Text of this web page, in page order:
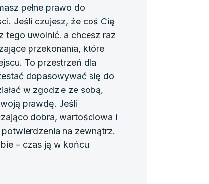
pełne prawo do
Jeśli czujesz, że coś Cię
tego uwolnić, a chcesz raz
przekonania, które
To przestrzeń dla
dopasowywać się do
w zgodzie ze sobą,
prawdę. Jeśli
dobra, wartościowa i
na zewnątrz.
– czas ją w końcu